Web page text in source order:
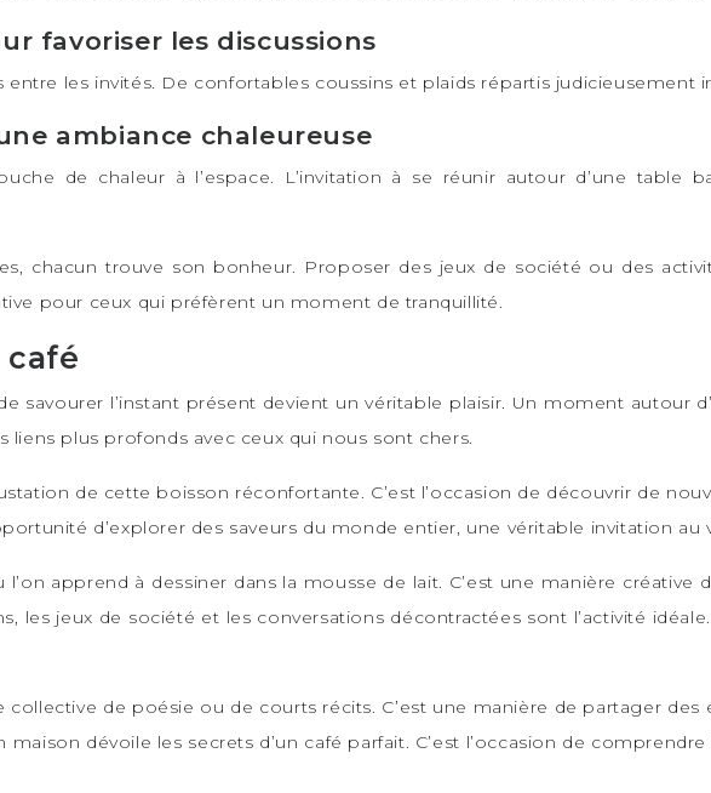
favoriser les discussions
les invités. De confortables coussins et plaids répartis judicieusement
ambiance chaleureuse
de chaleur à l’espace. L’invitation à se réunir autour d’une table
chacun trouve son bonheur. Proposer des jeux de société ou des
pour ceux qui préfèrent un moment de tranquillité.
savourer l’instant présent devient un véritable plaisir. Un moment autour
plus profonds avec ceux qui nous sont chers.
de cette boisson réconfortante. C’est l’occasion de découvrir de
d’explorer des saveurs du monde entier, une véritable invitation au
apprend à dessiner dans la mousse de lait. C’est une manière
les jeux de société et les conversations décontractées sont l’activité
de poésie ou de courts récits. C’est une manière de partager
dévoile les secrets d’un café parfait. C’est l’occasion de